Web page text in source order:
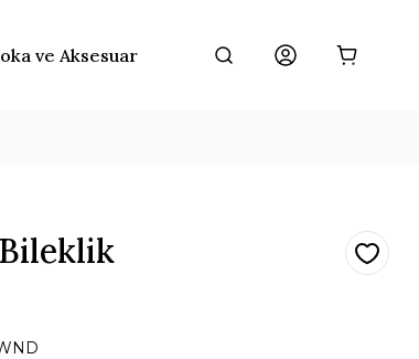
ve Aksesuar